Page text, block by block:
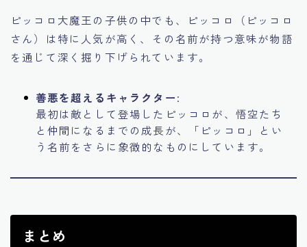
ピッコロ大魔王の子供の中でも、ピッコロ（ピッコロ
さん）は特に人気が高く、その名前が持つ意味が物語
を通じて深く掘り下げられています。
善悪を超えるキャラクター:
最初は敵として登場したピッコロが、悟空たち
と仲間になるまでの成長が、「ピッコロ」とい
う名前をさらに象徴的なものにしています。
まとめ